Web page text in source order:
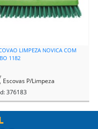
LIMPEZA NOVICA COM
1182
Escovas P/Limpeza
376183